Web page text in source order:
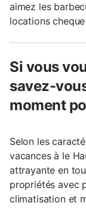
aimez les
locations
Si vous
savez-
moment
Selon les
vacances à le
attrayante en
propriétés avec
climatisation et